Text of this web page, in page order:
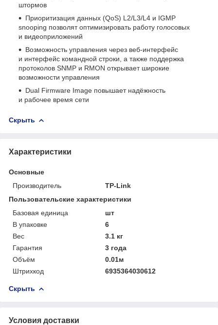
штормов
Приоритизация данных (QoS) L2/L3/L4 и IGMP
snooping позволят оптимизировать работу голосовых
и видеоприложений
Возможность управления через веб‑интерфейс
и интерфейс командной строки, а также поддержка
протоколов SNMP и RMON открывает широкие
возможности управления
Dual Firmware Image повышает надёжность
и рабочее время сети
Скрыть
Характеристики
Основные
Производитель
TP-Link
Пользовательские характеристики
Базовая единица
шт
В упаковке
6
Вес
3.1 кг
Гарантия
3 года
Объём
0.01м
Штрихкод
6935364030612
Скрыть
Условия доставки